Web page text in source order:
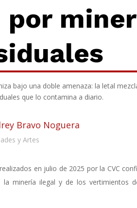
bajo una doble amenaza: la letal
que lo contamina a diario.
Bravo Noguera
y Artes
en julio de 2025 por la CVC
minería ilegal y de los vertimientos